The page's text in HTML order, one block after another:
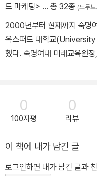
드 마케팅> … 총 32종 (모두
2000년부터 현재까지 숙명
옥스퍼드 대학교
했다. 숙명여대 미래교육원
h), ‘브랜드 마케팅’과 ‘유
술지에 게재했고 2021년
서로는 『보이지 않는 기업
글로벌 미래비전』(2021), 『
0
100자평
0
리뷰
이 책에 내가 남긴 글
로그인하면 내가 남긴 글과